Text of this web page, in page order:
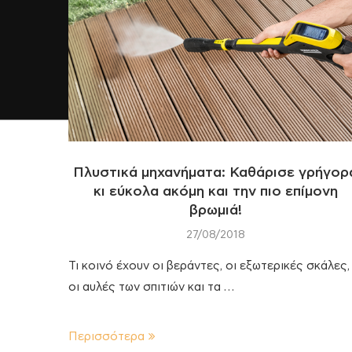
Πλυστικά μηχανήματα: Καθάρισε
κι εύκολα ακόμη και την πιο επίμονη
βρωμιά!
27/08/2018
Τι κοινό έχουν οι βεράντες, οι εξωτερικές σκάλες,
οι αυλές των σπιτιών και τα …
Περισσότερα